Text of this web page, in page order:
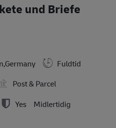
und Briefe
Fuldtid
Post & Parcel
Yes Midlertidig